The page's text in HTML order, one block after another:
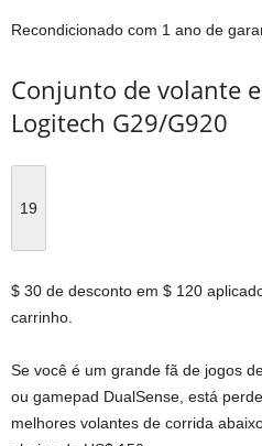
Recondicionado com 1 ano de
Conjunto de volante
Logitech G29/G920
19
$ 30 de desconto em $ 120
carrinho.
Se você é um grande fã de jogos
ou gamepad DualSense, está
melhores volantes de corrida